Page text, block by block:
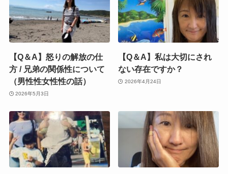
【Q＆A】怒りの解放の仕
方 / 兄弟の関係性について
（男性性女性性の話）
2026年5月3日
【Q＆A】私は大切にされ
ない存在ですか？
2026年4月24日